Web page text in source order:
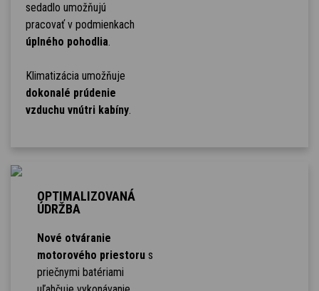
sedadlo umožňujú
pracovať v podmienkach
úplného pohodlia.
Klimatizácia umožňuje
dokonalé prúdenie
vzduchu vnútri kabíny.
OPTIMALIZOVANÁ
ÚDRŽBA
Nové otváranie
motorového priestorus
priečnymi batériami